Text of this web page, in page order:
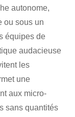
autonome,
ou sous un
équipes de
audacieuse
les
une
aux micro-
sans quantités